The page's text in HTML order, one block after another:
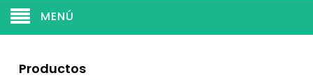
MENÚ
Productos